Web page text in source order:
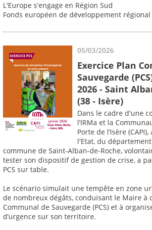
L'Europe s'engage en Région Sud
Fonds européen de développement régional
05/03/2026
Exercice Plan
Sauvegarde
2026 - Saint
(38 - Isère)
Dans le cadre d'une
l’IRMa et la
Porte de l’Isère
l'Etat, du
commune de Saint-Alban-de-Roche,
tester son dispositif de gestion de crise, a
PCS sur table.
Le scénario simulait une tempête en zone
de nombreux dégâts, conduisant le Maire à
Communal de Sauvegarde (PCS) et à
d’urgence sur son territoire.